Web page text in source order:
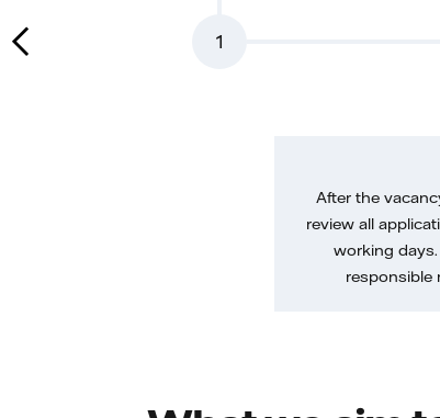
1
After the
review all
working
responsible